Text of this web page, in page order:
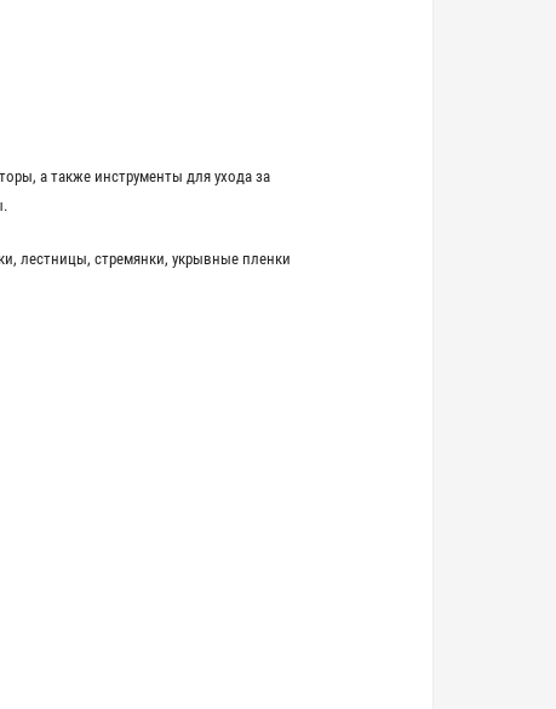
а также инструменты для ухода за
лестницы, стремянки, укрывные пленки